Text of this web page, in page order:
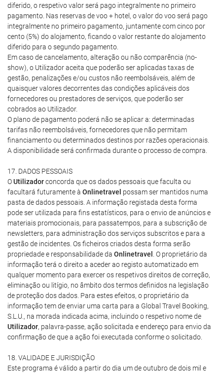
diferido, o respetivo valor será pago integralmente no primeiro
pagamento. Nas reservas de voo + hotel, o valor do voo será pago
integralmente no primeiro pagamento, juntamente com cinco por
cento (5%) do alojamento, ficando o valor restante do alojamento
diferido para o segundo pagamento.
Em caso de cancelamento, alteração ou não comparência (no-
show), o Utilizador aceita que poderão ser aplicadas taxas de
gestão, penalizações e/ou custos não reembolsáveis, além de
quaisquer valores decorrentes das condições aplicáveis dos
fornecedores ou prestadores de serviços, que poderão ser
cobrados ao Utilizador.
O plano de pagamento poderá não se aplicar a: determinadas
tarifas não reembolsáveis, fornecedores que não permitam
financiamento ou determinados destinos por razões operacionais.
A disponibilidade será confirmada durante o processo de compra.
17. DADOS PESSOAIS
OUtilizadorconcorda que os dados pessoais que faculta ou
facultará futuramente à Onlinetravel possam ser mantidos numa
pasta de dados pessoais. A informação registada desta forma
pode ser utilizada para fins estatísticos, para o envio de anúncios e
materiais promocionais, para passatempos, para a subscrição de
newsletters, para administração dos serviços subscritos e para a
gestão de incidentes. Os ficheiros criados desta forma serão
propriedade e responsabilidade da Onlinetravel . O proprietário da
informação terá o direito a aceder ao registo automatizado em
qualquer momento para exercer os respetivos direitos de correção,
eliminação ou litígio, no âmbito dos termos definidos na legislação
de proteção dos dados. Para estes efeitos, o proprietário da
informação tem de enviar uma carta para a Global Travel Booking,
S.L.U., na morada indicada acima, incluindo o respetivo nome de
Utilizador, palavra-passe, ação solicitada e endereço para envio da
confirmação de que a ação foi executada conforme o solicitado.
18. VALIDADE E JURISDIÇÃO
Este programa é válido a partir do dia um de outubro de dois mil e